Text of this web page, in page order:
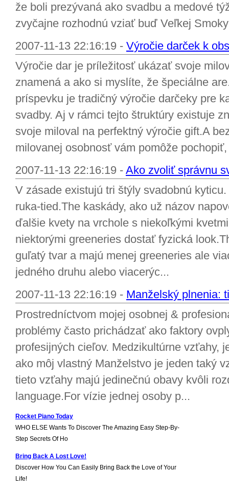
že boli prezývaná ako svadbu a medové
zvyčajne rozhodnú vziať buď Veľkej
2007-11-13 22:16:19 - Výročie darček k
Výročie dar je príležitosť ukázať svoje
znamená a ako si myslíte, že špeciálne
príspevku je tradičný výročie darčeky pre
svadby. Aj v rámci tejto štruktúry existuje
svoje miloval na perfektný výročie gift.A
milovanej osobnosť vám pomôže
2007-11-13 22:16:19 - Ako zvoliť správnu
V zásade existujú tri štýly svadobnú
ruka-tied.The kaskády, ako už názov
ďalšie kvety na vrchole s niekoľkými
niektorými greeneries dostať fyzická
guľatý tvar a majú menej greeneries ale
jedného druhu alebo viacerýc...
2007-11-13 22:16:19 - Manželský plnenia:
Prostredníctvom mojej osobnej &
problémy často prichádzať ako faktory
profesijných cieľov. Medzikultúrne vzťahy,
ako môj vlastný Manželstvo je jeden taký
tieto vzťahy majú jedinečnú obavy kvôli
language.For vízie jednej osoby p...
Rocket Piano Today
WHO ELSE Wants To Discover The Amazing Easy Step-By-
Step Secrets Of Ho
Bring Back A Lost Love!
Discover How You Can Easily Bring Back the Love of Your
Life!